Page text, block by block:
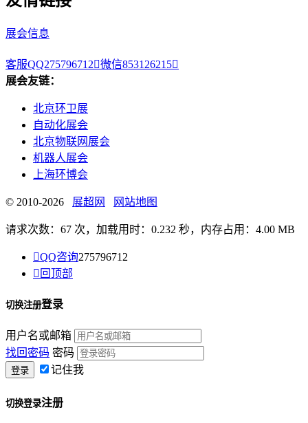
展会信息
客服QQ275796712微信853126215
展会友链：
北京环卫展
自动化展会
北京物联网展会
机器人展会
上海环博会
© 2010-2026 展超网 网站地图
请求次数：67 次，加载用时：0.232 秒，内存占用：4.00 MB
QQ咨询275796712
 回顶部
切换注册登录
用户名或邮箱
找回密码 密码
记住我
切换登录注册